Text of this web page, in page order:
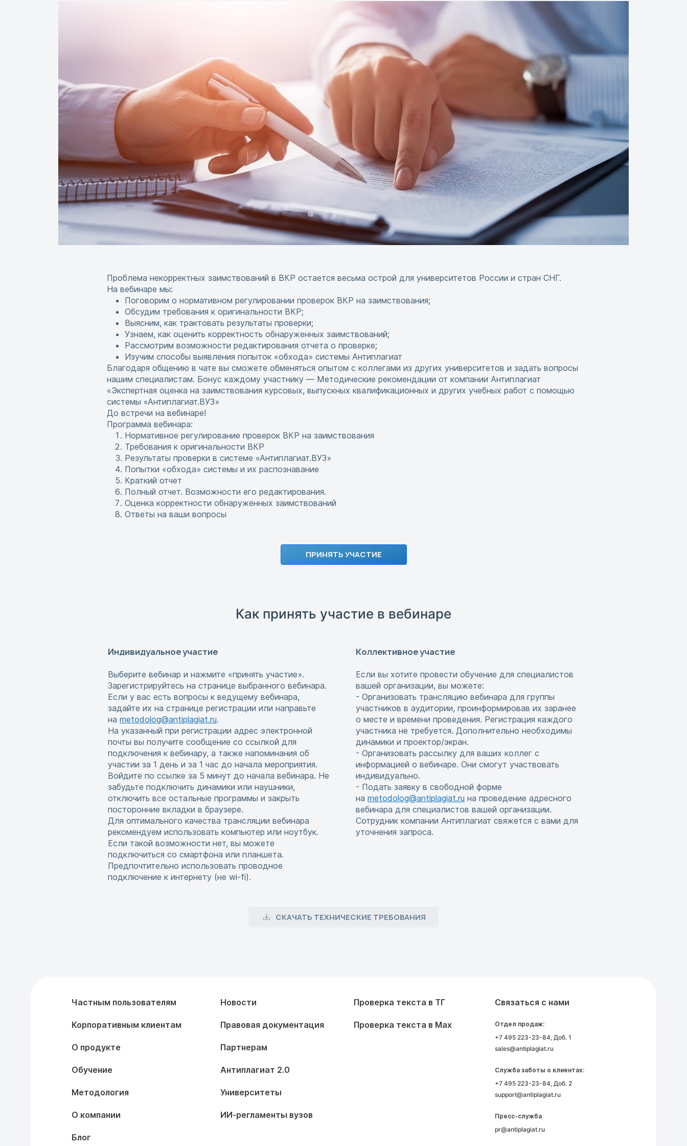
Проблема некорректных заимствований в ВКР остается весьма острой для университетов России и стран СНГ.
На вебинаре мы:
Поговорим о нормативном регулировании проверок ВКР на заимствования;
Обсудим требования к оригинальности ВКР;
Выясним, как трактовать результаты проверки;
Узнаем, как оценить корректность обнаруженных заимствований;
Рассмотрим возможности редактирования отчета о проверке;
Изучим способы выявления попыток «обхода» системы Антиплагиат
Благодаря общению в чате вы сможете обменяться опытом с коллегами из других университетов и задать вопросы
нашим специалистам. Бонус каждому участнику — Методические рекомендации от компании Антиплагиат
«Экспертная оценка на заимствования курсовых, выпускных квалификационных и других учебных работ с помощью
системы «Антиплагиат.ВУЗ»
До встречи на вебинаре!
Программа вебинара:
Нормативное регулирование проверок ВКР на заимствования
Требования к оригинальности ВКР
Результаты проверки в системе «Антиплагиат.ВУЗ»
Попытки «обхода» системы и их распознавание
Краткий отчет
Полный отчет. Возможности его редактирования.
Оценка корректности обнаруженных заимствований
Ответы на ваши вопросы
ПРИНЯТЬ УЧАСТИЕ
Как принять участие в вебинаре
Индивидуальное участие
Выберите вебинар и нажмите «принять участие».
Зарегистрируйтесь на странице выбранного вебинара.
Если у вас есть вопросы к ведущему вебинара,
задайте их на странице регистрации или направьте
на metodolog@antiplagiat.ru.
На указанный при регистрации адрес электронной
почты вы получите сообщение со ссылкой для
подключения к вебинару, а также напоминания об
участии за 1 день и за 1 час до начала мероприятия.
Войдите по ссылке за 5 минут до начала вебинара. Не
забудьте подключить динамики или наушники,
отключить все остальные программы и закрыть
посторонние вкладки в браузере.
Для оптимального качества трансляции вебинара
рекомендуем использовать компьютер или ноутбук.
Если такой возможности нет, вы можете
подключиться со смартфона или планшета.
Предпочтительно использовать проводное
подключение к интернету (не wi-fi).
Коллективное участие
Если вы хотите провести обучение для специалистов
вашей организации, вы можете:
- Организовать трансляцию вебинара для группы
участников в аудитории, проинформировав их заранее
о месте и времени проведения. Регистрация каждого
участника не требуется. Дополнительно необходимы
динамики и проектор/экран.
- Организовать рассылку для ваших коллег с
информацией о вебинаре. Они смогут участвовать
индивидуально.
- Подать заявку в свободной форме
на metodolog@antiplagiat.ru на проведение адресного
вебинара для специалистов вашей организации.
Сотрудник компании Антиплагиат свяжется с вами для
уточнения запроса.
СКАЧАТЬ ТЕХНИЧЕСКИЕ ТРЕБОВАНИЯ
Частным пользователям
Корпоративным клиентам
О продукте
Обучение
Методология
О компании
Блог
Новости
Правовая документация
Партнерам
Антиплагиат 2.0
Университеты
ИИ-регламенты вузов
Проверка текста в ТГ
Проверка текста в Max
Связаться с нами
Отдел продаж:
+7 495 223-23-84, Доб. 1
sales@antiplagiat.ru
Служба заботы о клиентах:
+7 495 223-23-84, Доб. 2
support@antiplagiat.ru
Пресс-служба
pr@antiplagiat.ru